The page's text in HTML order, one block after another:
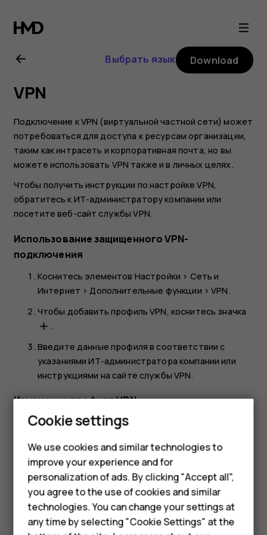
Nokia
G10
user
guide
Smartphones
Feature phones
Phones for kids
Accessories
HMD Terra M
Выбрать язык Download
VPN
Подключение к VPN (виртуальной частной сети) может
потребоваться для доступа к ресурсам организации,
таким как интрасеть и корпоративная почта, но вы
можете использовать VPN также и в личных целях.
Чтобы получить инструкции по настройке VPN,
обратитесь к ИТ-администратору компании или
посетите веб-сайт службы VPN.
Использование защищенного VPN-
подключения
Коснитесь элементов Настройки > Сеть и
Интернет >Дополнительные функции >VPN.
Чтобы добавить профиль VPN, коснитесь значка
add .
Введите данные профиля в соответствии с
указаниями ИТ-администратора компании или
инструкциями на сайте службы VPN.
Изменение профиля VPN
Нажмитеsettingsрядом с именем профиля.
Измените информацию.
Удаление профиля VPN
Нажмитеsettingsрядом с именем профиля.
НажмитеУДАЛИТЬ.
Cookie settings
We use cookies and similar technologies to
improve your experience and for
personalization of ads. By clicking "Accept all",
you agree to the use of cookies and similar
technologies. You can change your settings at
any time by selecting "Cookie Settings" at the